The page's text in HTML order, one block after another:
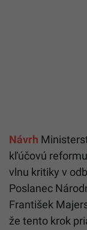
Návrh
kľúčovú
vlnu kritiky v
Poslanec
František
že tento krok